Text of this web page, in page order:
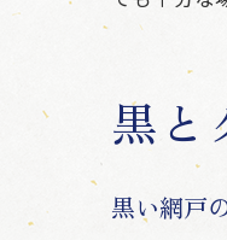
黒と
黒い網戸